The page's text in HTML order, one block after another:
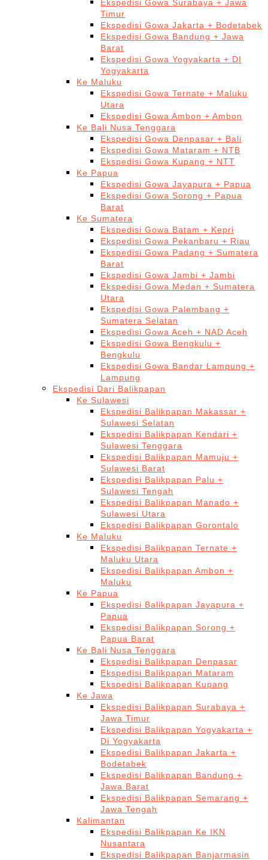
Ekspedisi Gowa Surabaya + Jawa
Timur
Ekspedisi Gowa Jakarta + Bodetabek
Ekspedisi Gowa Bandung + Jawa
Barat
Ekspedisi Gowa Yogyakarta + DI
Yogyakarta
Ke Maluku
Ekspedisi Gowa Ternate + Maluku
Utara
Ekspedisi Gowa Ambon + Ambon
Ke Bali Nusa Tenggara
Ekspedisi Gowa Denpasar + Bali
Ekspedisi Gowa Mataram + NTB
Ekspedisi Gowa Kupang + NTT
Ke Papua
Ekspedisi Gowa Jayapura + Papua
Ekspedisi Gowa Sorong + Papua
Barat
Ke Sumatera
Ekspedisi Gowa Batam + Kepri
Ekspedisi Gowa Pekanbaru + Riau
Ekspedisi Gowa Padang + Sumatera
Barat
Ekspedisi Gowa Jambi + Jambi
Ekspedisi Gowa Medan + Sumatera
Utara
Ekspedisi Gowa Palembang +
Sumatera Selatan
Ekspedisi Gowa Aceh + NAD Aceh
Ekspedisi Gowa Bengkulu +
Bengkulu
Ekspedisi Gowa Bandar Lampung +
Lampung
Ekspedisi Dari Balikpapan
Ke Sulawesi
Ekspedisi Balikpapan Makassar +
Sulawesi Selatan
Ekspedisi Balikpapan Kendari +
Sulawesi Tenggara
Ekspedisi Balikpapan Mamuju +
Sulawesi Barat
Ekspedisi Balikpapan Palu +
Sulawesi Tengah
Ekspedisi Balikpapan Manado +
Sulawesi Utara
Ekspedisi Balikpapan Gorontalo
Ke Maluku
Ekspedisi Balikpapan Ternate +
Maluku Utara
Ekspedisi Balikpapan Ambon +
Maluku
Ke Papua
Ekspedisi Balikpapan Jayapura +
Papua
Ekspedisi Balikpapan Sorong +
Papua Barat
Ke Bali Nusa Tenggara
Ekspedisi Balikpapan Denpasar
Ekspedisi Balikpapan Mataram
Ekspedisi Balikpapan Kupang
Ke Jawa
Ekspedisi Balikpapan Surabaya +
Jawa Timur
Ekspedisi Balikpapan Yogyakarta +
Di Yogyakarta
Ekspedisi Balikpapan Jakarta +
Bodetabek
Ekspedisi Balikpapan Bandung +
Jawa Barat
Ekspedisi Balikpapan Semarang +
Jawa Tengah
Kalimantan
Ekspedisi Balikpapan Ke IKN
Nusantara
Ekspedisi Balikpapan Banjarmasin